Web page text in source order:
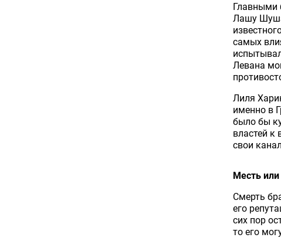
Главными
Лашу
самых
Левана
Лиля
именно в
было бы
властей к
свои
Месть
Смерть
его
сих пор
то его